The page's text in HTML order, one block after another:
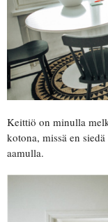
Keittiö on minulla
kotona, missä en
aamulla.